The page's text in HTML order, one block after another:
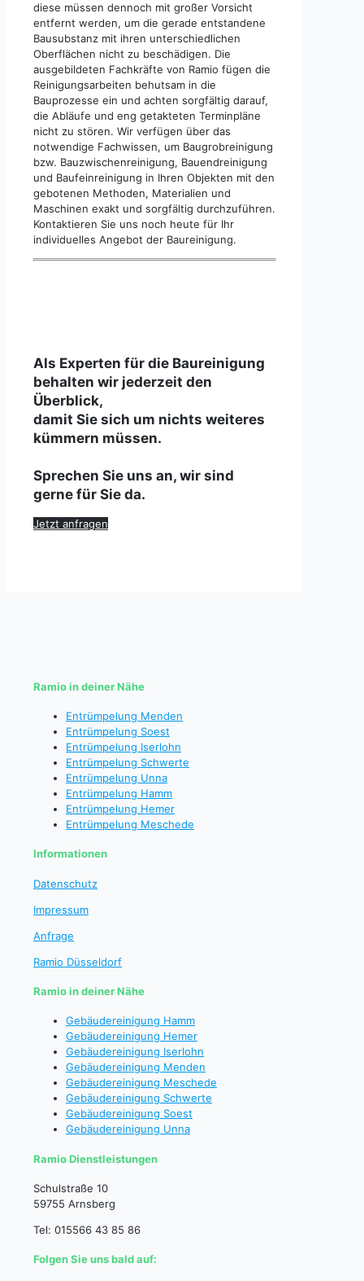
diese müssen dennoch mit großer Vorsicht
entfernt werden, um die gerade entstandene
Bausubstanz mit ihren unterschiedlichen
Oberflächen nicht zu beschädigen. Die
ausgebildeten Fachkräfte von Ramio fügen die
Reinigungsarbeiten behutsam in die
Bauprozesse ein und achten sorgfältig darauf,
die Abläufe und eng getakteten Terminpläne
nicht zu stören. Wir verfügen über das
notwendige Fachwissen, um Baugrobreinigung
bzw. Bauzwischenreinigung, Bauendreinigung
und Baufeinreinigung in Ihren Objekten mit den
gebotenen Methoden, Materialien und
Maschinen exakt und sorgfältig durchzuführen.
Kontaktieren Sie uns noch heute für Ihr
individuelles Angebot der Baureinigung.
Als Experten für die Baureinigung
behalten wir jederzeit den
Überblick,
damit Sie sich um nichts weiteres
kümmern müssen.
Sprechen Sie uns an, wir sind
gerne für Sie da.
Jetzt anfragen
Ramio in deiner Nähe
Entrümpelung Menden
Entrümpelung Soest
Entrümpelung Iserlohn
Entrümpelung Schwerte
Entrümpelung Unna
Entrümpelung Hamm
Entrümpelung Hemer
Entrümpelung Meschede
Informationen
Datenschutz
Impressum
Anfrage
Ramio Düsseldorf
Ramio in deiner Nähe
Gebäudereinigung Hamm
Gebäudereinigung Hemer
Gebäudereinigung Iserlohn
Gebäudereinigung Menden
Gebäudereinigung Meschede
Gebäudereinigung Schwerte
Gebäudereinigung Soest
Gebäudereinigung Unna
Ramio Dienstleistungen
Schulstraße 10
59755 Arnsberg
Tel: 015566 43 85 86
Folgen Sie uns bald auf: